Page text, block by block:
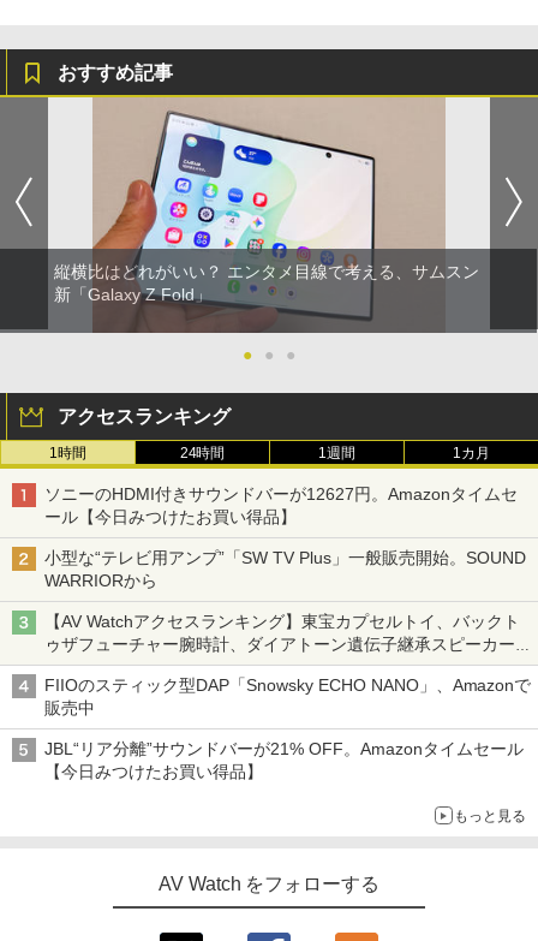
おすすめ記事
縦横比はどれがいい？ エンタメ目線で考える、サムスン
新「Galaxy Z Fold」
● ● ●
アクセスランキング
1時間 24時間 1週間 1カ月
ソニーのHDMI付きサウンドバーが12627円。Amazonタイムセ
ール【今日みつけたお買い得品】
小型な“テレビ用アンプ”「SW TV Plus」一般販売開始。SOUND
WARRIORから
【AV Watchアクセスランキング】東宝カプセルトイ、バックト
ゥザフューチャー腕時計、ダイアトーン遺伝子継承スピーカー
('26年8月3日～9日)
FIIOのスティック型DAP「Snowsky ECHO NANO」、Amazonで
販売中
JBL“リア分離”サウンドバーが21% OFF。Amazonタイムセール
【今日みつけたお買い得品】
もっと見る
AV Watch をフォローする